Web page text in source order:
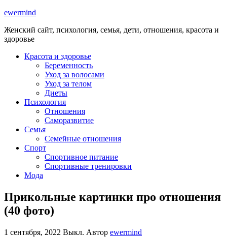
ewermind
Женский сайт, психология, семья, дети, отношения, красота и
здоровье
Красота и здоровье
Беременность
Уход за волосами
Уход за телом
Диеты
Психология
Отношения
Саморазвитие
Семья
Семейные отношения
Спорт
Спортивное питание
Спортивные тренировки
Мода
Прикольные картинки про отношения
(40 фото)
1 сентября, 2022 Выкл. Автор ewermind